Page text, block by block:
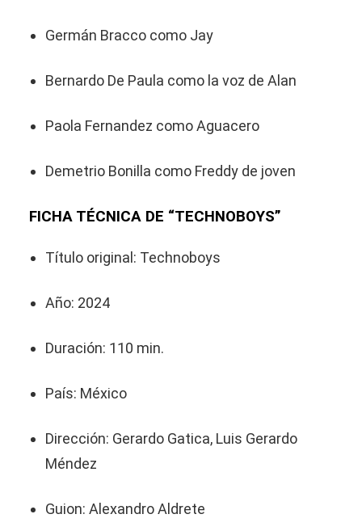
Germán Bracco como Jay
Bernardo De Paula como la voz de Alan
Paola Fernandez como Aguacero
Demetrio Bonilla como Freddy de joven
FICHA TÉCNICA DE “TECHNOBOYS”
Título original: Technoboys
Año: 2024
Duración: 110 min.
País: México
Dirección: Gerardo Gatica, Luis Gerardo
Méndez
Guion: Alexandro Aldrete